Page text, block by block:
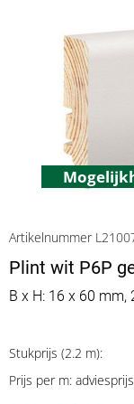
Artikelnummer
Plint wit P6P
B x H: 16 x 60
Stukprijs (2.2 m):
Prijs per m: adviesprijs